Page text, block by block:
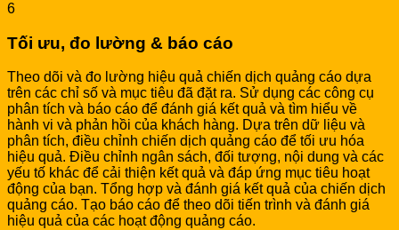
6
Tối ưu, đo lường & báo cáo
Theo dõi và đo lường hiệu quả chiến dịch quảng cáo dựa
trên các chỉ số và mục tiêu đã đặt ra. Sử dụng các công cụ
phân tích và báo cáo để đánh giá kết quả và tìm hiểu về
hành vi và phản hồi của khách hàng. Dựa trên dữ liệu và
phân tích, điều chỉnh chiến dịch quảng cáo để tối ưu hóa
hiệu quả. Điều chỉnh ngân sách, đối tượng, nội dung và các
yếu tố khác để cải thiện kết quả và đáp ứng mục tiêu hoạt
động của bạn. Tổng hợp và đánh giá kết quả của chiến dịch
quảng cáo. Tạo báo cáo để theo dõi tiến trình và đánh giá
hiệu quả của các hoạt động quảng cáo.